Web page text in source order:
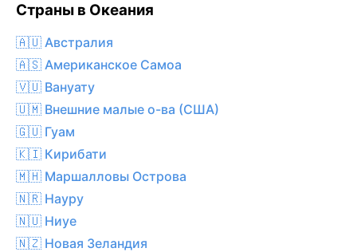
Страны в Океания
🇦🇺 Австралия
🇦🇸 Американское Самоа
🇻🇺 Вануату
🇺🇲 Внешние малые о-ва (США)
🇬🇺 Гуам
🇰🇮 Кирибати
🇲🇭 Маршалловы Острова
🇳🇷 Науру
🇳🇺 Ниуе
🇳🇿 Новая Зеландия